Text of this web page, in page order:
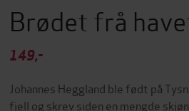
Brødet frå
149,-
Johannes Heggland ble født på
fjell og skrev siden en mengde